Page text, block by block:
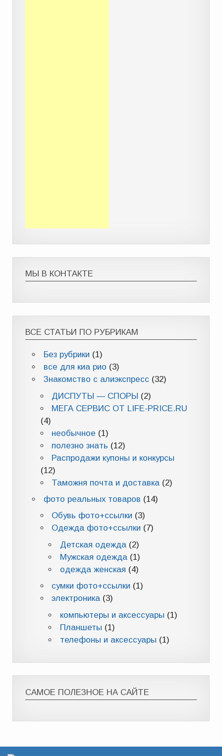
МЫ В КОНТАКТЕ
ВСЕ СТАТЬИ ПО РУБРИКАМ
Без рубрики (1)
все для киа рио (3)
Знакомство с алиэкспресс(32)
ДИСПУТЫ — СПОРЫ (2)
МЕГА СЕРВИС ОТ LIFE-PRICE.RU
(4)
необычное (1)
полезно знать (12)
Распродажи купоны и конкурсы
(12)
Таможня почта и доставка (2)
фото реальных товаров (14)
Обувь фото+ссылки (3)
Одежда фото+ссылки (7)
Детская одежда (2)
Мужская одежда (1)
одежда женская (4)
сумки фото+ссылки (1)
электроника (3)
компьютеры и аксессуары (1)
Планшеты (1)
телефоны и аксессуары (1)
САМОЕ ПОЛЕЗНОЕ НА САЙТЕ